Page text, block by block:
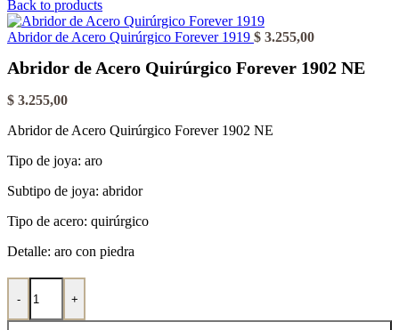
Back to products
Abridor de Acero Quirúrgico Forever 1919 $ 3.255,00
Abridor de Acero Quirúrgico Forever 1902 NE
$ 3.255,00
Abridor de Acero Quirúrgico Forever 1902 NE
Tipo de joya: aro
Subtipo de joya: abridor
Tipo de acero: quirúrgico
Detalle: aro con piedra
-
Abridor de Acero Quirúrgico Forever 1902 NE cantidad
+